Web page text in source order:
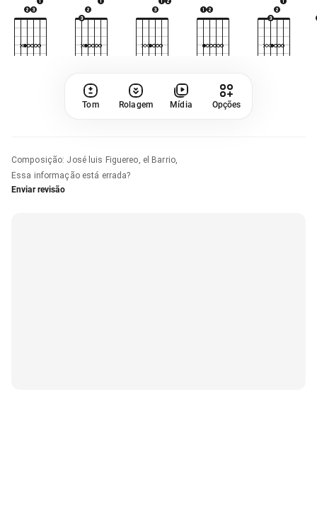
Tom Rolagem Mídia Opções
Composição: José luis Figuereo, el Barrio,
Essa informação está errada?
Enviar revisão